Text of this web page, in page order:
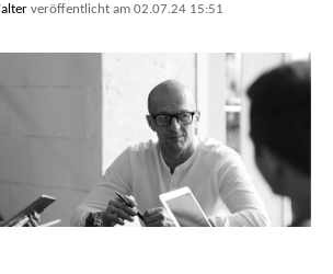
veröffentlicht am 02.07.24 15:51